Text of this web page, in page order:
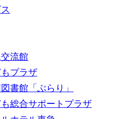
流館
プラザ
書館「ぶらり」
総合サポートプラザ